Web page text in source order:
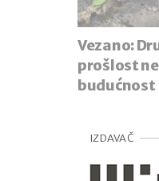
Vezano:
prošlost
budućnost
IZDAVAČ